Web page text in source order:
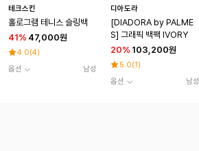
테크스킨
홀로그램 테니스 슬링백
41% 47,000원
4.0(4)
옵션
남성
디아도라
[DIADORA by PALME
S] 그래픽 백팩 IVORY
20% 103,200원
5.0(1 )
옵션
남성